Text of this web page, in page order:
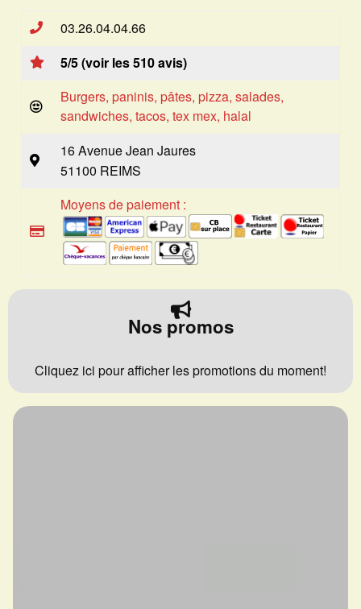
03.26.04.04.66
5/5 (voir les 510 avis)
Burgers, paninis, pâtes, pizza, salades,
sandwiches, tacos, tex mex, halal
16 Avenue Jean Jaures
51100 REIMS
Moyens de paiement :
Nos promos
Cliquez ici pour afficher les promotions du moment!